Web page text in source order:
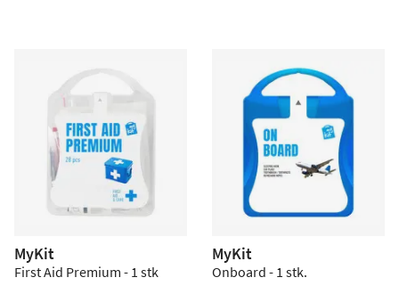
MyKit
First Aid Premium - 1 stk
MyKit
Onboard - 1 stk.